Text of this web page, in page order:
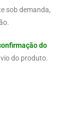
sob demanda,
do
do produto.